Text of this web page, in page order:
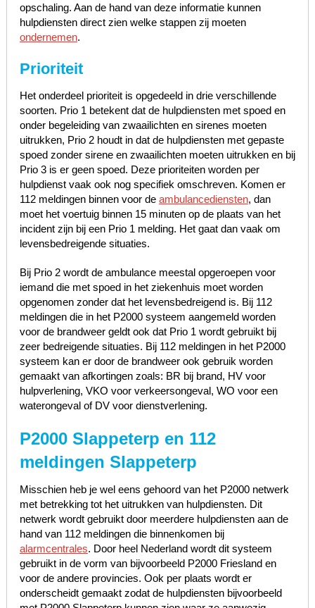
opschaling. Aan de hand van deze informatie kunnen
hulpdiensten direct zien welke stappen zij moeten
ondernemen.
Prioriteit
Het onderdeel prioriteit is opgedeeld in drie verschillende
soorten. Prio 1 betekent dat de hulpdiensten met spoed en
onder begeleiding van zwaailichten en sirenes moeten
uitrukken, Prio 2 houdt in dat de hulpdiensten met gepaste
spoed zonder sirene en zwaailichten moeten uitrukken en bij
Prio 3 is er geen spoed. Deze prioriteiten worden per
hulpdienst vaak ook nog specifiek omschreven. Komen er
112 meldingen binnen voor de ambulancediensten, dan
moet het voertuig binnen 15 minuten op de plaats van het
incident zijn bij een Prio 1 melding. Het gaat dan vaak om
levensbedreigende situaties.
Bij Prio 2 wordt de ambulance meestal opgeroepen voor
iemand die met spoed in het ziekenhuis moet worden
opgenomen zonder dat het levensbedreigend is. Bij 112
meldingen die in het P2000 systeem aangemeld worden
voor de brandweer geldt ook dat Prio 1 wordt gebruikt bij
zeer bedreigende situaties. Bij 112 meldingen in het P2000
systeem kan er door de brandweer ook gebruik worden
gemaakt van afkortingen zoals: BR bij brand, HV voor
hulpverlening, VKO voor verkeersongeval, WO voor een
waterongeval of DV voor dienstverlening.
P2000 Slappeterp en 112
meldingen Slappeterp
Misschien heb je wel eens gehoord van het P2000 netwerk
met betrekking tot het uitrukken van hulpdiensten. Dit
netwerk wordt gebruikt door meerdere hulpdiensten aan de
hand van 112 meldingen die binnenkomen bij
alarmcentrales. Door heel Nederland wordt dit systeem
gebruikt in de vorm van bijvoorbeeld P2000 Friesland en
voor de andere provincies. Ook per plaats wordt er
onderscheidt gemaakt zodat de hulpdiensten bijvoorbeeld